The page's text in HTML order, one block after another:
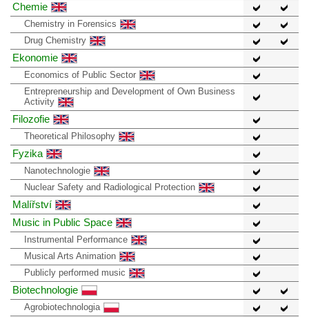
Chemie
Chemistry in Forensics
Drug Chemistry
Ekonomie
Economics of Public Sector
Entrepreneurship and Development of Own Business
Activity
Filozofie
Theoretical Philosophy
Fyzika
Nanotechnologie
Nuclear Safety and Radiological Protection
Malířství
Music in Public Space
Instrumental Performance
Musical Arts Animation
Publicly performed music
Biotechnologie
Agrobiotechnologia